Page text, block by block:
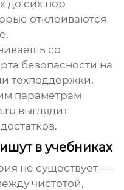
до сих пор
отклеиваются
со
безопасности на
техподдержки,
параметрам
выглядит
в учебниках
не существует —
чистотой,